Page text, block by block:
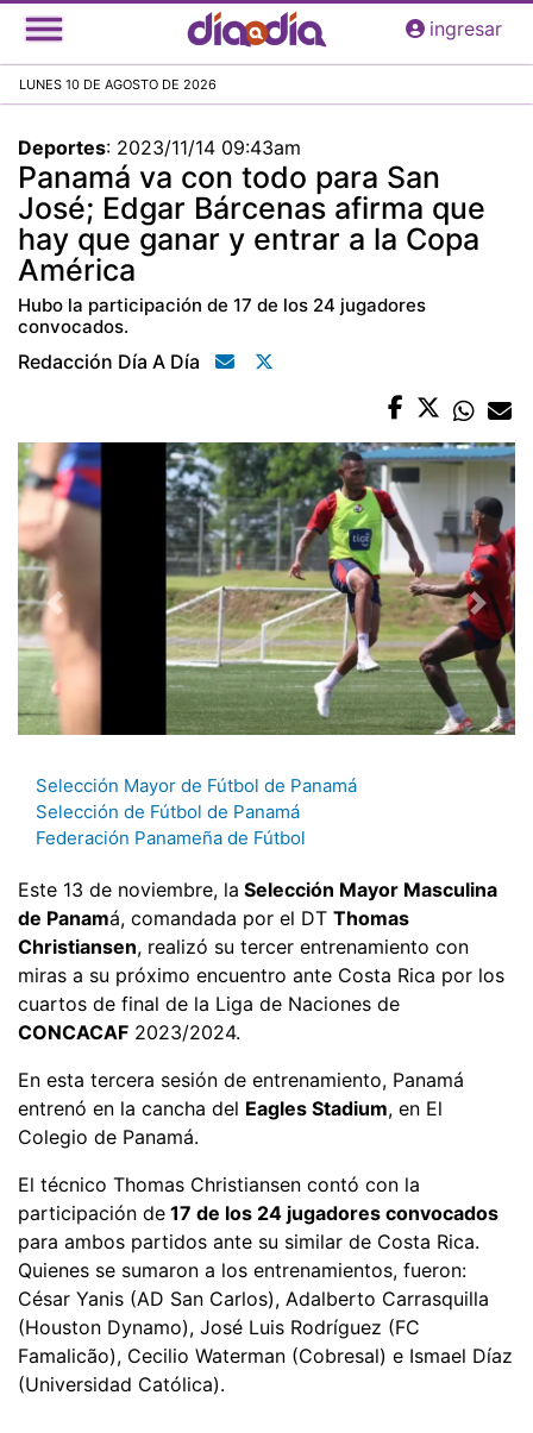
Pasar
al
principal
ingresar
LUNES 10 DE AGOSTO DE 2026
Deportes: 2023/11/14 09:43am
Panamá va con todo para San
José; Edgar Bárcenas afirma que
hay que ganar y entrar a la Copa
América
Hubo la participación de 17 de los 24 jugadores
convocados.
Redacción Día A Día
Selección Mayor de Fútbol de Panamá
Selección de Fútbol de Panamá
Federación Panameña de Fútbol
Este 13 de noviembre, la Selección Mayor Masculina
de Panamá, comandada por el DT Thomas
Christiansen, realizó su tercer entrenamiento con
miras a su próximo encuentro ante Costa Rica por los
cuartos de final de la Liga de Naciones de
CONCACAF 2023/2024.
En esta tercera sesión de entrenamiento, Panamá
entrenó en la cancha del Eagles Stadium, en El
Colegio de Panamá.
El técnico Thomas Christiansen contó con la
participación de 17 de los 24 jugadores convocados
para ambos partidos ante su similar de Costa Rica.
Quienes se sumaron a los entrenamientos, fueron:
César Yanis (AD San Carlos), Adalberto Carrasquilla
(Houston Dynamo), José Luis Rodríguez (FC
Famalicão), Cecilio Waterman (Cobresal) e Ismael Díaz
(Universidad Católica).